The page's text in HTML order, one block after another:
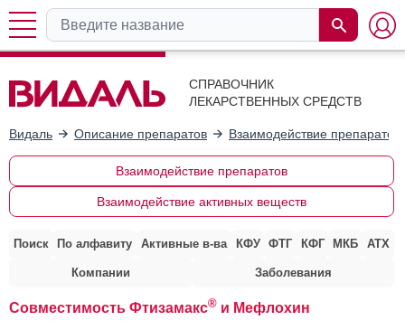
СПРАВОЧНИК
ЛЕКАРСТВЕННЫХ СРЕДСТВ
Видаль Описание препаратов Взаимодействие препаратов
Взаимодействие препаратов
Взаимодействие активных веществ
Поиск По алфавиту Активные в-ва КФУ ФТГ КФГ МКБ АТХ
Компании Заболевания
Совместимость Фтизамакс® и Мефлохин